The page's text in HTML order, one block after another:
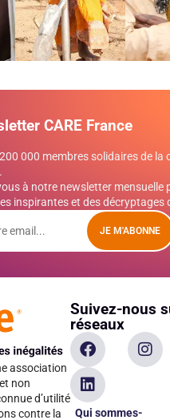
CARE France
000 membres solidaires de la
à notre newsletter mensuelle
inspirantes et des décryptages
JE M'ABONNE
association
non
d’utilité
contre la
Suivez-nous
réseaux
Qui sommes-